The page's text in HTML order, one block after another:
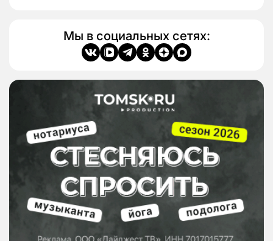
Мы в социальных сетях: